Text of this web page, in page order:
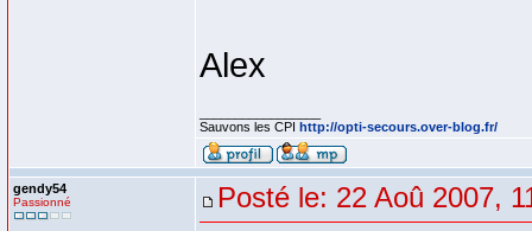
Alex
Sauvons les CPI http://opti-secours.over-blog.fr/
gendy54
Passionné Posté le: 22 Aoû 2007,